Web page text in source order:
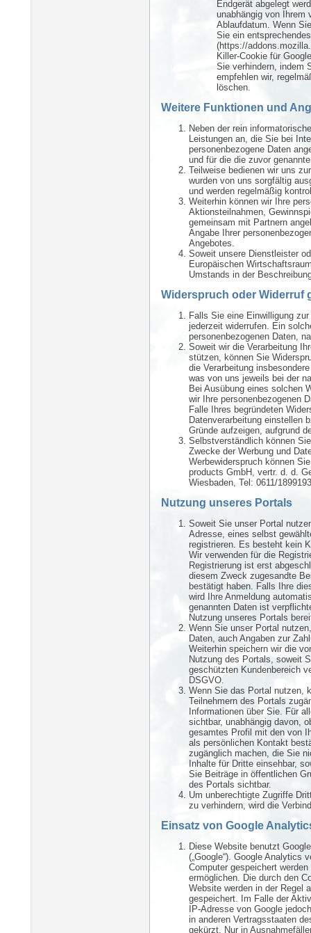
Endgerät abgelegt
unabhängig von Ihrem
Ablaufdatum. Wenn
Sie ein
(https://
Killer-Cookie für
Sie verhindern, indem
empfehlen wir,
löschen.
Weitere Funktionen und
Neben der rein
Leistungen an, die Sie bei
personenbezogene Daten
und für die die zuvor
Teilweise bedienen wir uns
wurden von uns sorgfältig
und werden regelmäßig
Weiterhin können wir Ihre
Aktionsteilnahmen,
gemeinsam mit Partnern
Angabe Ihrer
Angebotes.
Soweit unsere Dienstleister
Europäischen
Umstands in der
Widerspruch oder Widerruf
Falls Sie eine Einwilligung
jederzeit widerrufen. Ein
personenbezogenen Daten,
Soweit wir die Verarbeitung
stützen, können Sie
die Verarbeitung
was von uns jeweils bei der
Bei Ausübung eines solchen
wir Ihre personenbezogenen
Falle Ihres begründeten
Datenverarbeitung einstellen
Gründe aufzeigen, aufgrund
Selbstverständlich können
Zwecke der Werbung und
Werbewiderspruch können
products GmbH, vertr. d. d.
Wiesbaden, Tel: 0611/
Nutzung unseres Portals
Soweit Sie unser Portal
Adresse, eines selbst
registrieren. Es besteht kein
Wir verwenden für die
Registrierung ist erst
diesem Zweck zugesandte
bestätigt haben. Falls Ihre
wird Ihre Anmeldung
genannten Daten ist
Nutzung unseres Portals
Wenn Sie unser Portal
Daten, auch Angaben zur
Weiterhin speichern wir die
Nutzung des Portals, soweit
geschützten Kundenbereich
DSGVO.
Wenn Sie das Portal nutzen,
Teilnehmern des Portals
Informationen über Sie. Für
sichtbar, unabhängig davon,
gesamtes Profil mit den von
als persönlichen Kontakt
zugänglich machen, die Sie
Inhalte für Dritte einsehbar,
Sie Beiträge in öffentlichen
des Portals sichtbar.
Um unberechtigte Zugriffe
zu verhindern, wird die
Einsatz von Google
Diese Website benutzt
(„Google“). Google Analytics
Computer gespeichert
ermöglichen. Die durch den
Website werden in der Regel
gespeichert. Im Falle der
IP-Adresse von Google
in anderen Vertragsstaaten
gekürzt. Nur in